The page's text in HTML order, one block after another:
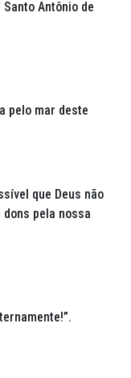
Santo Antônio de
pelo mar deste
que Deus não
pela nossa